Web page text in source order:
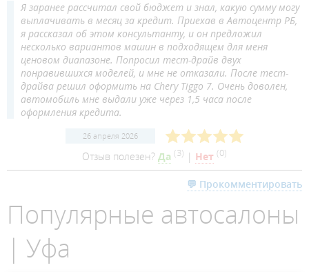
Я заранее рассчитал свой бюджет и знал, какую сумму могу
выплачивать в месяц за кредит. Приехав в Автоцентр РБ,
я рассказал об этом консультанту, и он предложил
несколько вариантов машин в подходящем для меня
ценовом диапазоне. Попросил тест-драйв двух
понравившихся моделей, и мне не отказали. После тест-
драйва решил оформить на Chery Tiggo 7. Очень доволен,
автомобиль мне выдали уже через 1,5 часа после
оформления кредита.
26 апреля 2026
Отзыв полезен? Да (3) | Нет (0)
💬 Прокомментировать
Популярные автосалоны
| Уфа